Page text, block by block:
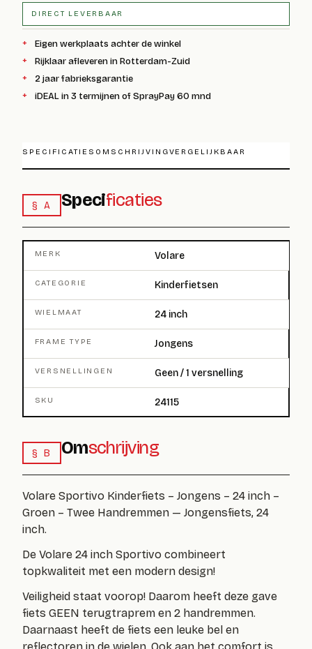
DIRECT LEVERBAAR
Eigen werkplaats achter de winkel
Rijklaar afleveren in Rotterdam-Zuid
2 jaar fabrieksgarantie
iDEAL in 3 termijnen of SprayPay 60 mnd
SPECIFICATIES OMSCHRIJVINGVERGELIJKBAAR
§ A Specificaties
MERK Volare
CATEGORIE Kinderfietsen
WIELMAAT 24 inch
FRAME TYPE Jongens
VERSNELLINGEN Geen / 1 versnelling
SKU 24115
§ B Omschrijving
Volare Sportivo Kinderfiets – Jongens – 24 inch –
Groen – Twee Handremmen — Jongensfiets, 24
inch.
De Volare 24 inch Sportivo combineert
topkwaliteit met een modern design!
Veiligheid staat voorop! Daarom heeft deze gave
fiets GEEN terugtraprem en 2 handremmen.
Daarnaast heeft de fiets een leuke bel en